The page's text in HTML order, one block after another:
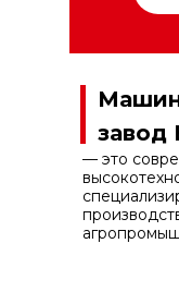
завод
— это